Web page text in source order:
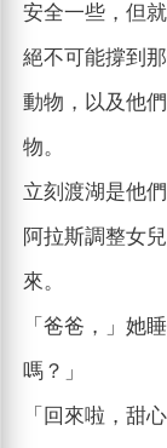
安全一些，但
絕不可能撐到
動物，以及他
物。
立刻渡湖是他
阿拉斯調整女
來。
「爸爸，」她
嗎？」
「回來啦，甜